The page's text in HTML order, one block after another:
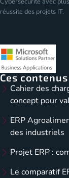
réussite des projets IT.
Ces
Cahier des
concept pour
ERP
des industriels
Projet ERP :
Le comparatif